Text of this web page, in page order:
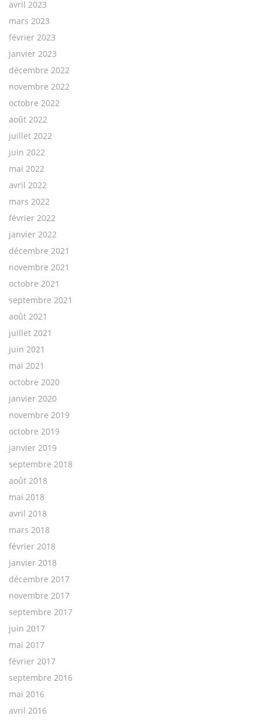
avril 2023
mars 2023
février 2023
janvier 2023
décembre 2022
novembre 2022
octobre 2022
août 2022
juillet 2022
juin 2022
mai 2022
avril 2022
mars 2022
février 2022
janvier 2022
décembre 2021
novembre 2021
octobre 2021
septembre 2021
août 2021
juillet 2021
juin 2021
mai 2021
octobre 2020
janvier 2020
novembre 2019
octobre 2019
janvier 2019
septembre 2018
août 2018
mai 2018
avril 2018
mars 2018
février 2018
janvier 2018
décembre 2017
novembre 2017
septembre 2017
juin 2017
mai 2017
février 2017
septembre 2016
mai 2016
avril 2016